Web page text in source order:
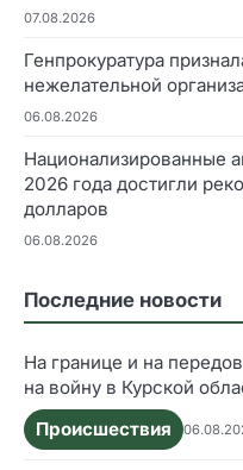
07.08.2026
Генпрокуратура
нежелательной
06.08.2026
Национализированные
2026 года достигли
долларов
06.08.2026
Последние новости
На границе и на
на войну в Курской
Происшествия